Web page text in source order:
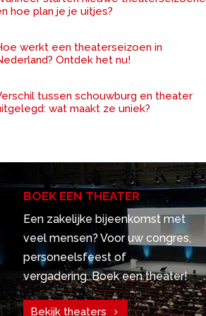
hoe plan je je uitjes?
werkt een theaterseizoen in
Ontdek het nu!
tussen schouwburg en theater
wat maakt ze uniek?
BOEK EEN THEATER
Een zakelijke bijeenkomst met
veel mensen? Voor uw congres,
personeelsfeest of
vergadering. Boek een theater!
Bekijk theaters